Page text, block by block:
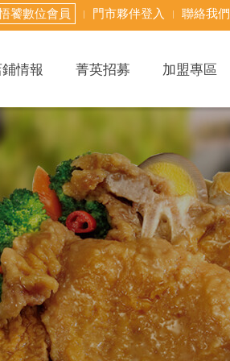
饕數位會員 門市夥伴登入 聯絡我們
情報 菁英招募 加盟專區